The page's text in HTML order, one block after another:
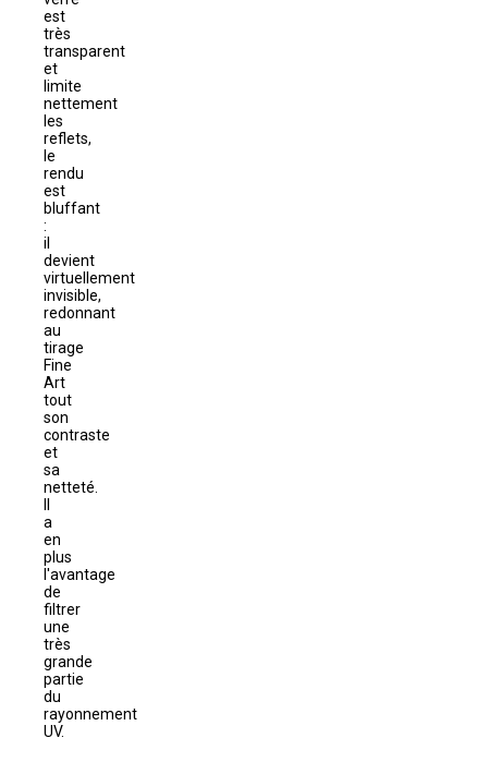
est
très
transparent
et
limite
nettement
les
reflets,
le
rendu
est
bluffant
:
il
devient
virtuellement
invisible,
redonnant
au
tirage
Fine
Art
tout
son
contraste
et
sa
netteté.
a
en
plus
l'avantage
de
filtrer
une
très
grande
partie
du
rayonnement
UV.